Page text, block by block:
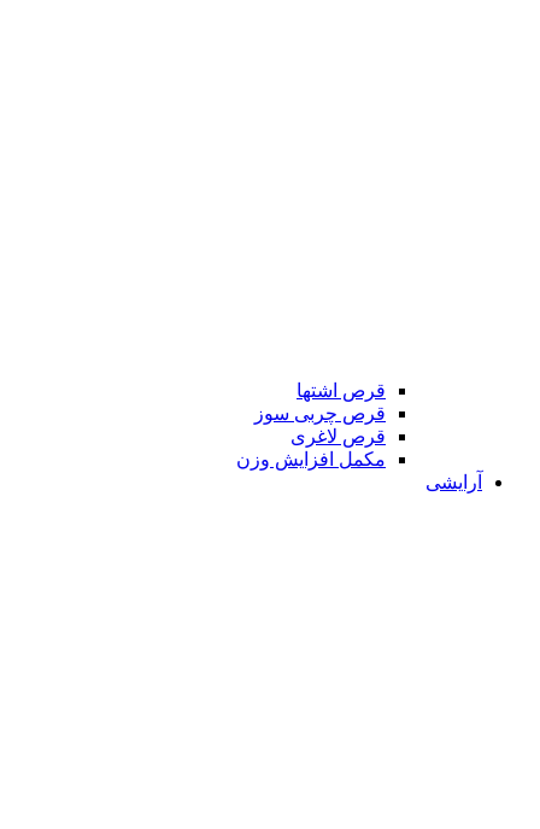
قرص اشتها
قرص چربی سوز
قرص لاغری
مکمل افزایش وزن
آرایشی